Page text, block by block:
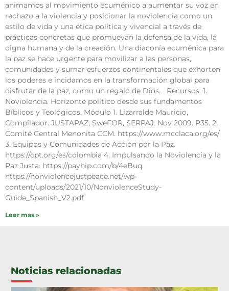
animamos al movimiento ecuménico a aumentar su voz en
rechazo a la violencia y posicionar la noviolencia como un
estilo de vida y una ética política y vivencial a través de
prácticas concretas que promuevan la defensa de la vida, la
digna humana y de la creación. Una diaconía ecuménica para
la paz se hace urgente para movilizar a las personas,
comunidades y sumar esfuerzos continentales que exhorten
los poderes e incidamos en la transformación global para
disfrutar de la paz, como un regalo de Dios. Recursos: 1.
Noviolencia. Horizonte político desde sus fundamentos
Bíblicos y Teológicos. Módulo 1. Lizarralde Mauricio,
Compilador. JUSTAPAZ, SweFOR, SERPAJ. Nov 2009. P35. 2.
Comité Central Menonita CCM. https://www.mcclaca.org/es/
3. Equipos y Comunidades de Acción por la Paz.
https://cpt.org/es/colombia 4. Impulsando la Noviolencia y la
Paz Justa. https://payhip.com/b/4eBuq.
https://nonviolencejustpeace.net/wp-
content/uploads/2021/10/NonviolenceStudy-
Guide_Spanish_V2.pdf
Leer mas »
Noticias relacionadas